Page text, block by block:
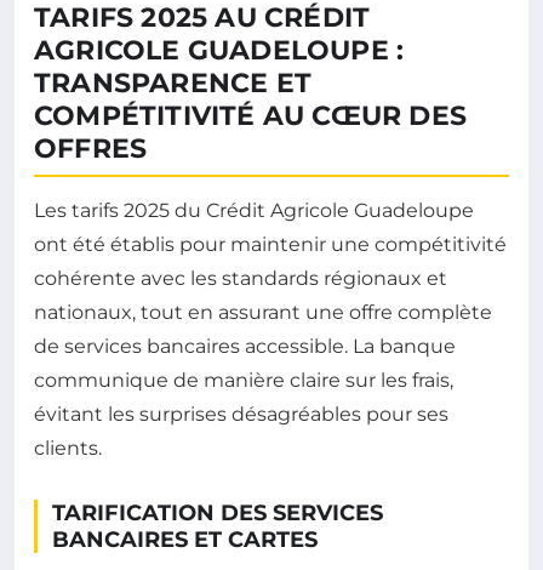
TARIFS 2025 AU CRÉDIT
AGRICOLE GUADELOUPE :
TRANSPARENCE ET
COMPÉTITIVITÉ AU CŒUR DES
OFFRES
Les tarifs 2025 du Crédit Agricole Guadeloupe
ont été établis pour maintenir une compétitivité
cohérente avec les standards régionaux et
nationaux, tout en assurant une offre complète
de services bancaires accessible. La banque
communique de manière claire sur les frais,
évitant les surprises désagréables pour ses
clients.
TARIFICATION DES SERVICES
BANCAIRES ET CARTES